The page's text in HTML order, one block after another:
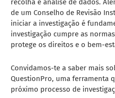
recolha e análise de dados.
de um Conselho de Revisão
iniciar a investigação é
investigação cumpre as
protege os direitos e o bem-
Convidamos-te a saber mais
QuestionPro, uma ferramenta
próximo processo de